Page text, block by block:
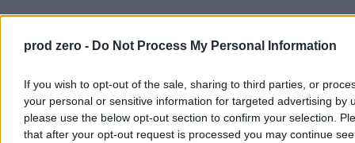
prod zero - Do Not Process My Personal Information
If you wish to opt-out of the sale, sharing to third parties, or
your personal or sensitive information for targeted advertising by
please use the below opt-out section to confirm your selection.
that after your opt-out request is processed you may continue